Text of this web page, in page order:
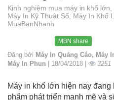
Kinh nghiệm mua máy in khổ
Máy In Kỹ Thuật Số, Máy In Khổ
MuaBanNhanh
MBN share
Đăng bởi Máy In Quảng Cáo, Máy
Máy In Phun | 18/04/2018 | 3251
Máy in khổ lớn hiện nay
phẩm phát triển mạnh mẽ và